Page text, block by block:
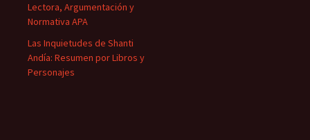
Lectora, Argumentación y
Normativa APA
Las Inquietudes de Shanti
Andía: Resumen por Libros y
Personajes